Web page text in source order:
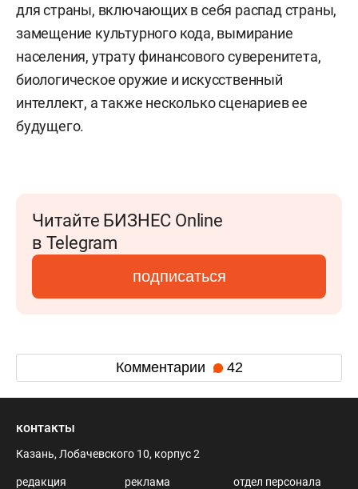
для страны, включающих в себя распад страны,
замещение культурного кода, вымирание
населения, утрату финансового суверенитета,
биологическое оружие и искусственный
интеллект, а также несколько сценариев ее
будущего.
Читайте БИЗНЕС Online
в Telegram
подписаться
Комментарии 42
контакты
Казань, Лобачевского 10, корпус 2
редакция
реклама
отдел персонала